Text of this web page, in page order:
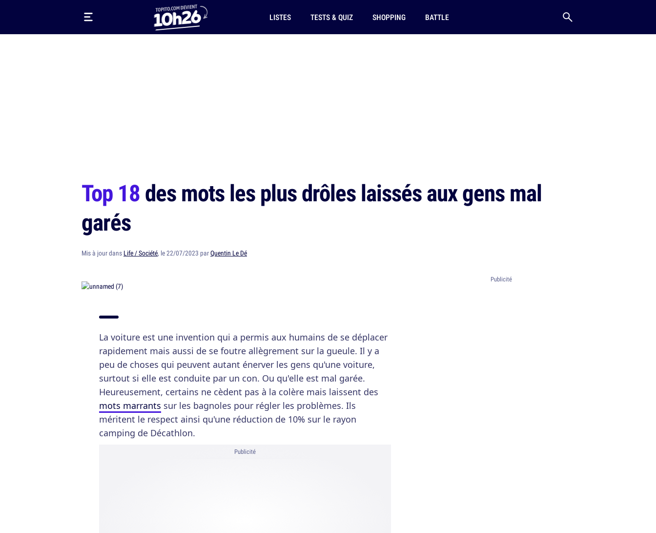
LISTES TESTS & QUIZ SHOPPING BATTLE
Top 18des mots les plus drôles laissés aux gens mal
garés
Mis à jour dans Life / Société, le 22/07/2023 parQuentin Le Dé
La voiture est une invention qui a permis aux humains de se déplacer
rapidement mais aussi de se foutre allègrement sur la gueule. Il y a
peu de choses qui peuvent autant énerver les gens qu'une voiture,
surtout si elle est conduite par un con. Ou qu'elle est mal garée.
Heureusement, certains ne cèdent pas à la colère mais laissent des
mots marrants sur les bagnoles pour régler les problèmes. Ils
méritent le respect ainsi qu'une réduction de 10% sur le rayon
camping de Décathlon.
Publicité